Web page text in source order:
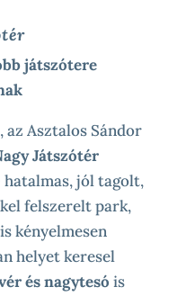
játszótere
, az Asztalos Sándor
Játszótér
hatalmas, jól tagolt,
felszerelt park,
kényelmesen
helyet keresel
és nagytesó is